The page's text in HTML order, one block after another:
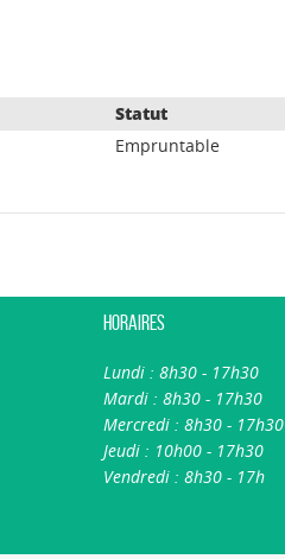
Statut
Empruntable
Horaires
Lundi : 8h30 - 17h30
Mardi : 8h30 - 17h30
Mercredi : 8h30 - 17h30
Jeudi : 10h00 - 17h30
Vendredi : 8h30 - 17h